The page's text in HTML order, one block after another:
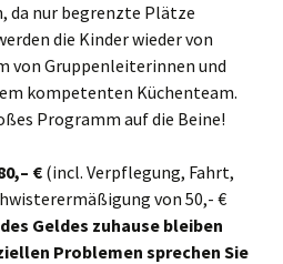
da nur begrenzte Plätze
die Kinder wieder von
von Gruppenleiterinnen und
kompetenten Küchenteam.
Programm auf die Beine!
– € (incl. Verpflegung, Fahrt,
von 50,- €
Geldes zuhause bleiben
Problemen sprechen Sie